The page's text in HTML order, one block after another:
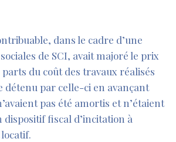
dans le cadre d’une
de SCI, avait majoré le prix
parts du coût des travaux réalisés
détenu par celle-ci en avançant
pas été amortis et n’étaient
dispositif fiscal d’incitation à